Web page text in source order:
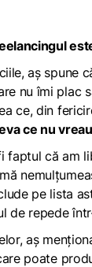
aș spune
nu îmi plac
ce, din
ce nu
faptul că am
pe lista
de repede
aș
poate